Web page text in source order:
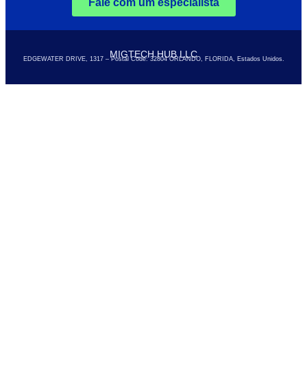
Fale com um especialista
MIGTECH HUB LLC
EDGEWATER DRIVE, 1317 – Postal Code: 32804ORLANDO, FLORIDA, Estados Unidos.